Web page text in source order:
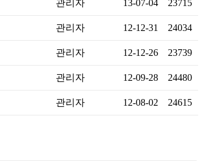
관리자 13-07-04 23715
관리자 12-12-31 24034
관리자 12-12-26 23739
관리자 12-09-28 24480
관리자 12-08-02 24615